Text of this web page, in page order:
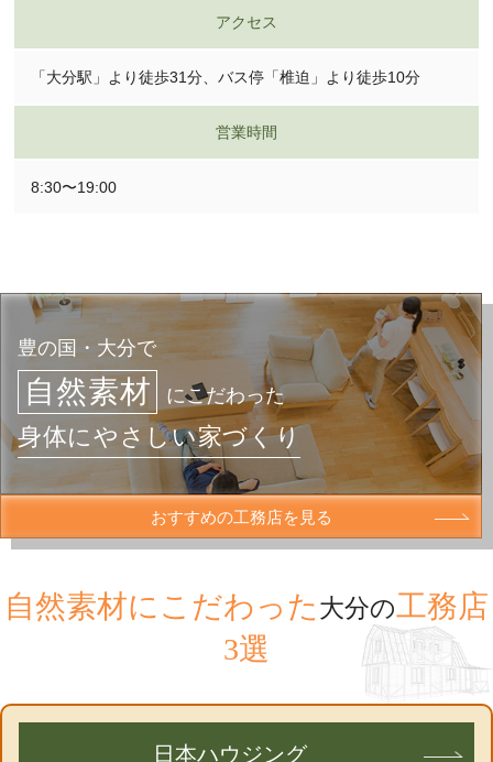
アクセス
「大分駅」より徒歩31分、バス停「椎迫」より徒歩10分
営業時間
8:30〜19:00
豊の国・大分で
自然素材 にこだわった
身体にやさしい家づくり
おすすめの工務店を見る
自然素材にこだわった 大分の工務店
3選
日本ハウジング